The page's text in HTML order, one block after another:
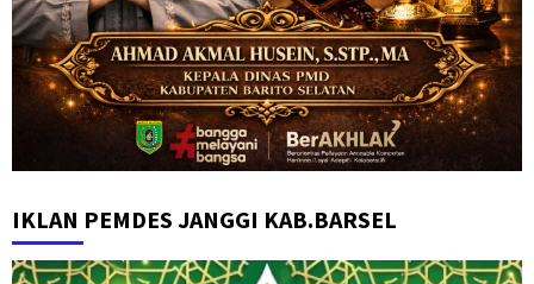
IKLAN PEMDES JANGGI KAB.BARSEL